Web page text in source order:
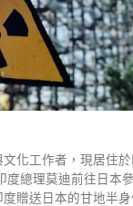
化工作者，現居住
度總理莫迪前往日本
贈送日本的甘地半